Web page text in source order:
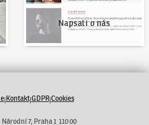
Napsali o nás
|Kontakt|GDPR|Cookies
7, Praha 1 110 00